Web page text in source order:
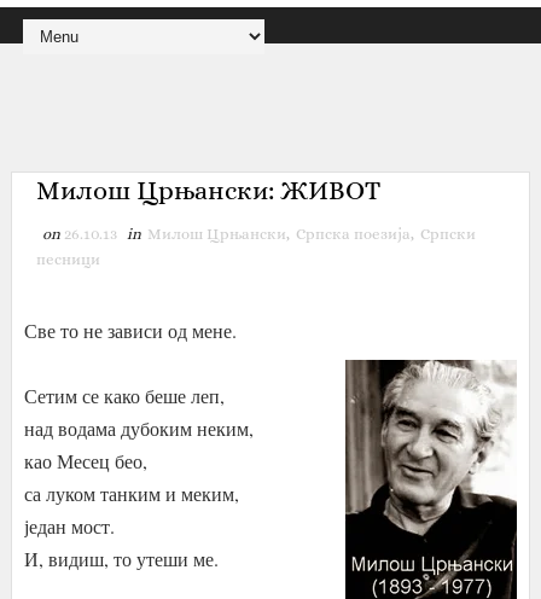
Милош Црњански: ЖИВОТ
on 26.10.13 in Милош Црњански, Српска поезија, Српски
песници
Све то не зависи од мене.
Сетим се како беше леп,
над водама дубоким неким,
као Месец бео,
са луком танким и меким,
један мост.
И, видиш, то утеши ме.